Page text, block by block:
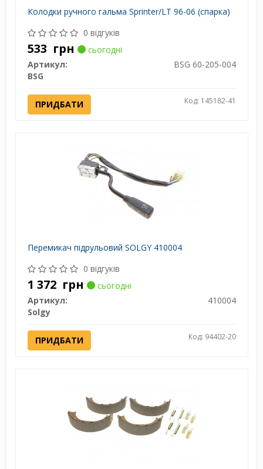
Колодки ручного гальма Sprinter/LT 96-06 (спарка)
0 відгуків
533 грн
сьогодні
Артикул:
BSG 60-205-004
BSG
ПРИДБАТИ Код: 145182-41
Перемикач підрульовий SOLGY 410004
0 відгуків
1 372 грн
сьогодні
Артикул:
410004
Solgy
ПРИДБАТИ Код: 94402-20